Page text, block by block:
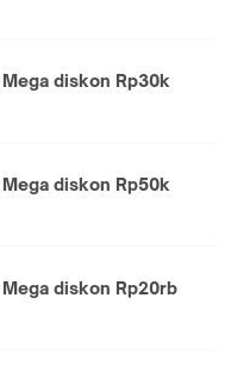
diskon Rp30k
diskon Rp50k
diskon Rp20rb